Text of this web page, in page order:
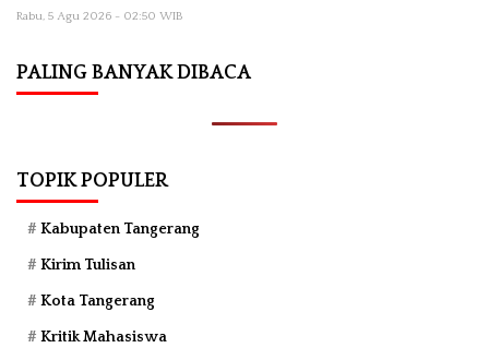
Rabu, 5 Agu 2026 - 02:50 WIB
PALING BANYAK DIBACA
TOPIK POPULER
Kabupaten Tangerang
Kirim Tulisan
Kota Tangerang
Kritik Mahasiswa